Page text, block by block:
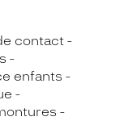
contact
enfants